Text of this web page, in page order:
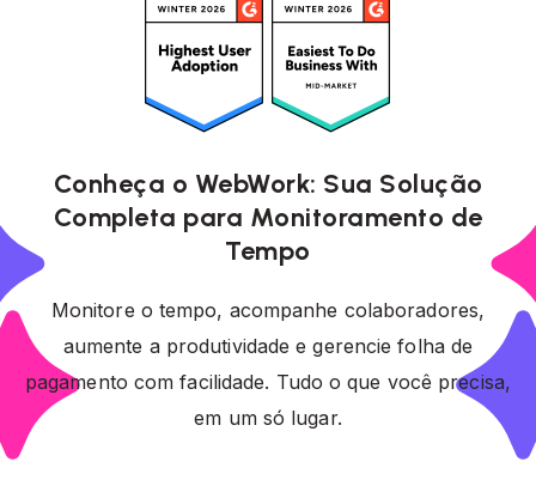
Conheça o WebWork: Sua Solução
Completa para Monitoramento de
Tempo
Monitore o tempo, acompanhe colaboradores,
aumente a produtividade e gerencie folha de
pagamento com facilidade. Tudo o que você precisa,
em um só lugar.